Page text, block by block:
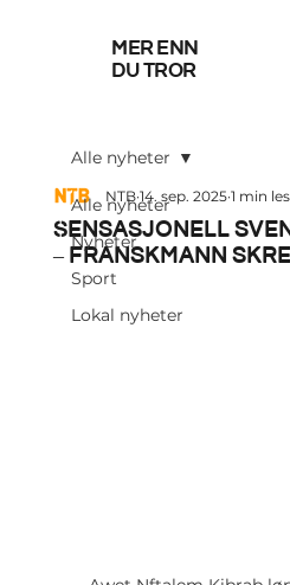
mer enn
du tror
Alle nyheter
Nyheter
Sport
Lokal nyheter
Alle nyheter
Sensasjonell
– franskmann
NTB 14. sep. 2025 1 min